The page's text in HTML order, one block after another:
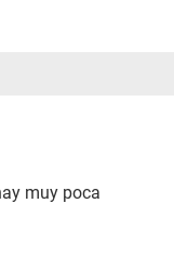
muy poca